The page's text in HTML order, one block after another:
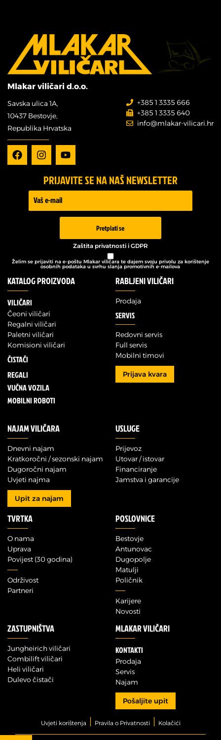
Upit za model
Zainteresirani ste za kupnju ili najam ovog modela?
Mlakar viličari d.o.o.
Savska ulica 1A,
10437 Bestovje,
Republika Hrvatska
+385 1 3335 666
+385 1 3335 640
info@mlakar-vilicari.hr
PRIJAVITE SE NA NAŠ NEWSLETTER
Prijava -
Pretplati se
Zaštita privatnosti i GDPR
Želim se prijaviti na e-poštu Mlakar viličara te dajem svoju privolu za korištenje
osobnih podataka u svrhu slanja promotivnih e-mailova
KATALOG PROIZVODA
VILIČARI
Čeoni viličari
Regalni viličari
Paletni viličari
Komisioni viličari
ČISTAČI
REGALI
VUČNA VOZILA
MOBILNI ROBOTI
RABLJENI VILIČARI
Prodaja
SERVIS
Redovni servis
Full servis
Mobilni timovi
Prijava kvara
NAJAM VILIČARA
Dnevni najam
Kratkoročni / sezonski najam
Dugoročni najam
Uvjeti najma
Upit za najam
USLUGE
Prijevoz
Utovar / istovar
Financiranje
Jamstva i garancije
TVRTKA
O nama
Uprava
Povijest (30 godina)
Održivost
Partneri
POSLOVNICE
Bestovje
Antunovac
Dugopolje
Matulji
Poličnik
Karijere
Novosti
ZASTUPNIŠTVA
Jungheirich viličari
Combilift viličari
Heli viličari
Dulevo čistači
MLAKAR VILIČARI
KONTAKTI
Prodaja
Servis
Najam
Pošaljite upit
Uvjeti korištenja Pravila o Privatnosti Kolačići